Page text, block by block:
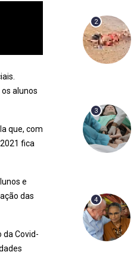
alunos
que, com
fica
e
das
da Covid-
2
3
4